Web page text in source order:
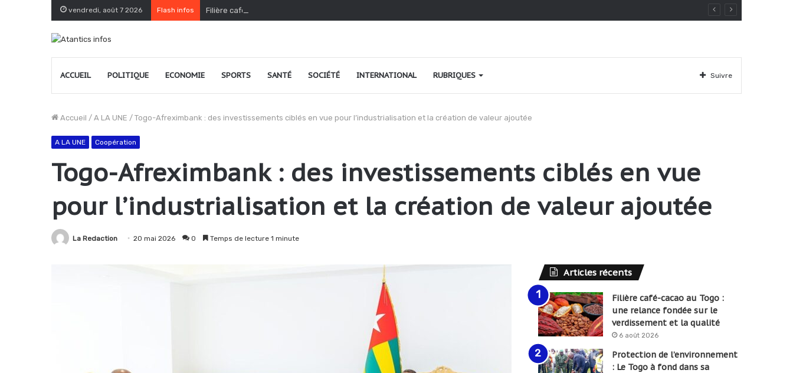
vendredi, août 7 2026 Flash infos Filière café-cacao au Togo : une relance fondée sur le verdissement et la qualité
ACCUEIL POLITIQUE ECONOMIE SPORTS SANTÉ SOCIÉTÉ INTERNATIONAL RUBRIQUES Suivre
Accueil / A LA UNE / Togo-Afreximbank : des investissements ciblés en vue pour l’industrialisation et la création de valeur ajoutée
A LA UNE Coopération
Togo-Afreximbank : des investissements ciblés en vue
pour l’industrialisation et la création de valeur ajoutée
La Redaction 20 mai 2026 0 Temps de lecture 1 minute
Articles récents
Filière café-cacao au Togo :
une relance fondée sur le
verdissement et la qualité
6 août 2026
Protection de l’environnement
: Le Togo à fond dans sa